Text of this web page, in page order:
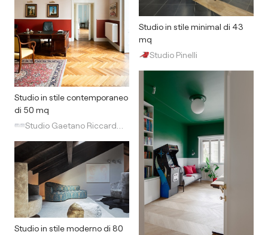
Studio in stile contemporaneo
di 50 mq
Studio in stile moderno di 80
Studio in stile minimal di 43
mq
Studio Pinelli